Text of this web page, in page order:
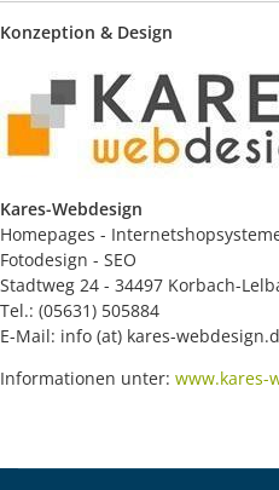
Konzeption & Design
Kares-Webdesign
Homepages -
Fotodesign - SEO
Stadtweg 24 - 34497 Korbach-
Tel.: (05631) 505884
E-Mail: info (at) kares-
Informationen unter: www.kares-